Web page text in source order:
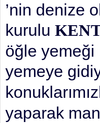
’nin denize
kurulu
öğle yemeği
yemeye
yaparak